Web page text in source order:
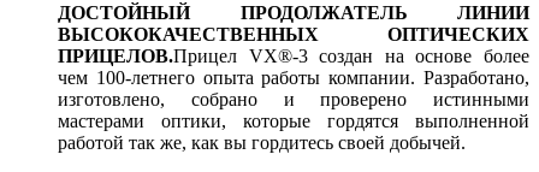
ДОСТОЙНЫЙ ПРОДОЛЖАТЕЛЬ ЛИНИИ
ВЫСОКОКАЧЕСТВЕННЫХ ОПТИЧЕСКИХ
ПРИЦЕЛОВ.Прицел VX®-3 создан на основе более
чем 100-летнего опыта работы компании. Разработано,
изготовлено, собрано и проверено истинными
мастерами оптики, которые гордятся выполненной
работой так же, как вы гордитесь своей добычей.